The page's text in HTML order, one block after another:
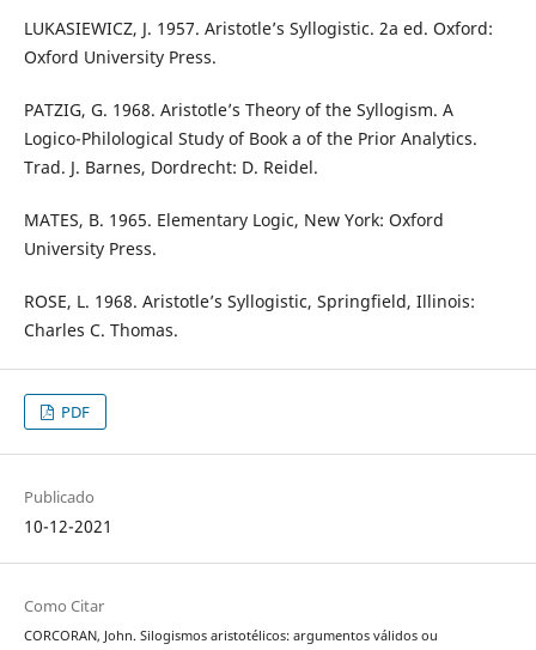
LUKASIEWICZ, J. 1957. Aristotle’s Syllogistic. 2a ed. Oxford:
Oxford University Press.
PATZIG, G. 1968. Aristotle’s Theory of the Syllogism. A
Logico-Philological Study of Book a of the Prior Analytics.
Trad. J. Barnes, Dordrecht: D. Reidel.
MATES, B. 1965. Elementary Logic, New York: Oxford
University Press.
ROSE, L. 1968. Aristotle’s Syllogistic, Springfield, Illinois:
Charles C. Thomas.
PDF
Publicado
10-12-2021
Como Citar
CORCORAN, John. Silogismos aristotélicos: argumentos válidos ou